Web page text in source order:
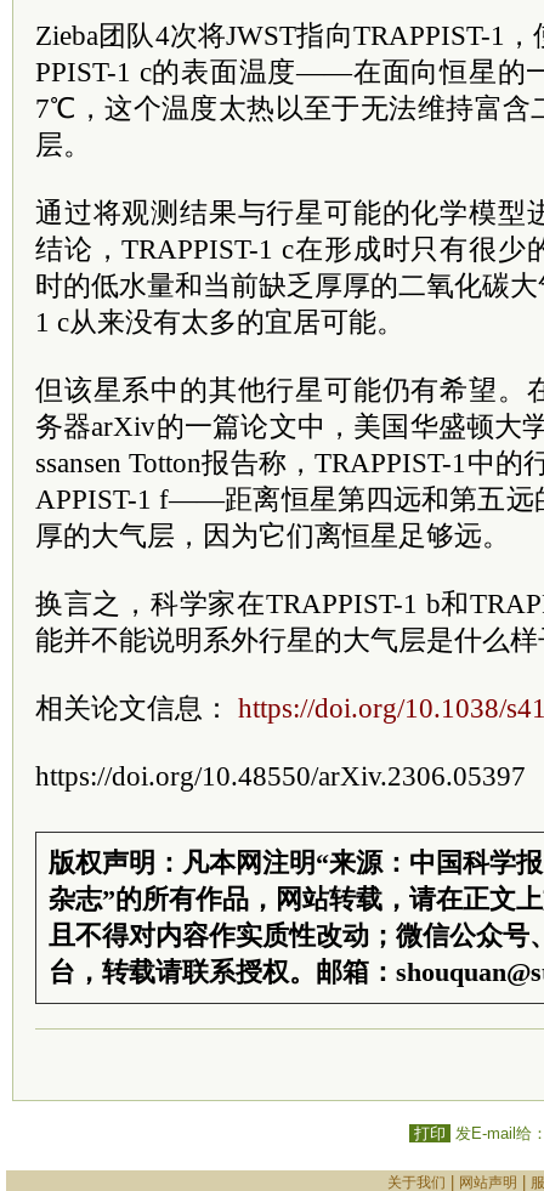
Zieba团队4次将JWST指向TRAPPIST-1
PPIST-1 c的表面温度——在面向恒星的
7℃，这个温度太热以至于无法维持富含
层。
通过将观测结果与行星可能的化学模型
结论，TRAPPIST-1 c在形成时只有很
时的低水量和当前缺乏厚厚的二氧化碳
1 c从来没有太多的宜居可能。
但该星系中的其他行星可能仍有希望。
务器arXiv的一篇论文中，美国华盛顿大
ssansen Totton报告称，TRAPPIST-1中的
APPIST-1 f——距离恒星第四远和第五远
厚的大气层，因为它们离恒星足够远。
换言之，科学家在TRAPPIST-1 b和
能并不能说明系外行星的大气层是什么
相关论文信息： https://doi.org/10.1038/
https://doi.org/10.48550/arXiv.2306.05397
版权声明：凡本网注明“来源：中国科学
杂志”的所有作品，网站转载，请在正文
且不得对内容作实质性改动；微信公众号
台，转载请联系授权。邮箱：
打印 发E-mail给
关于我们 网站声明